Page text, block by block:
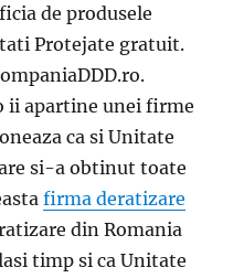
de produsele
Protejate gratuit.
ii apartine unei firme
ca si Unitate
si-a obtinut toate
firma deratizare
din Romania
timp si ca Unitate